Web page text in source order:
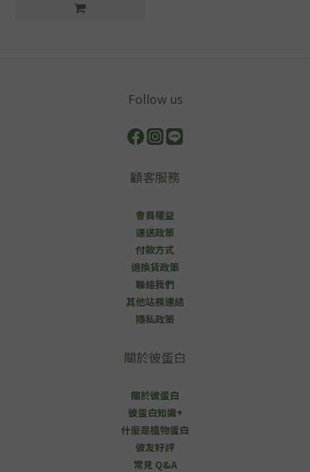
Follow us
顧客服務
會員權益
運送政策
付款方式
退換貨政策
聯絡我們
其他站務連結
隱私政策
關於彼蛋白
關於彼蛋白
彼蛋白知識+
什麼是植物蛋白
彼友好評
常見 Q&A